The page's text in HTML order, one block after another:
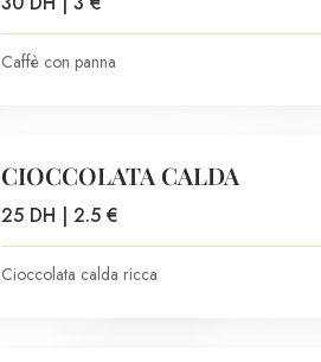
Caffè con panna
CIOCCOLATA CALDA
25 DH | 2.5 €
Cioccolata calda ricca